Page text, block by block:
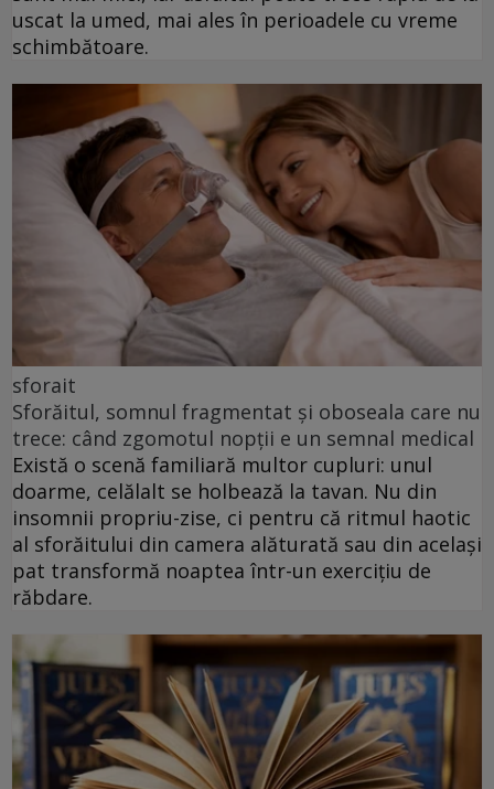
uscat la umed, mai ales în perioadele cu vreme
schimbătoare.
sforait
Sforăitul, somnul fragmentat și oboseala care nu
trece: când zgomotul nopții e un semnal medical
Există o scenă familiară multor cupluri: unul
doarme, celălalt se holbează la tavan. Nu din
insomnii propriu-zise, ci pentru că ritmul haotic
al sforăitului din camera alăturată sau din același
pat transformă noaptea într-un exercițiu de
răbdare.